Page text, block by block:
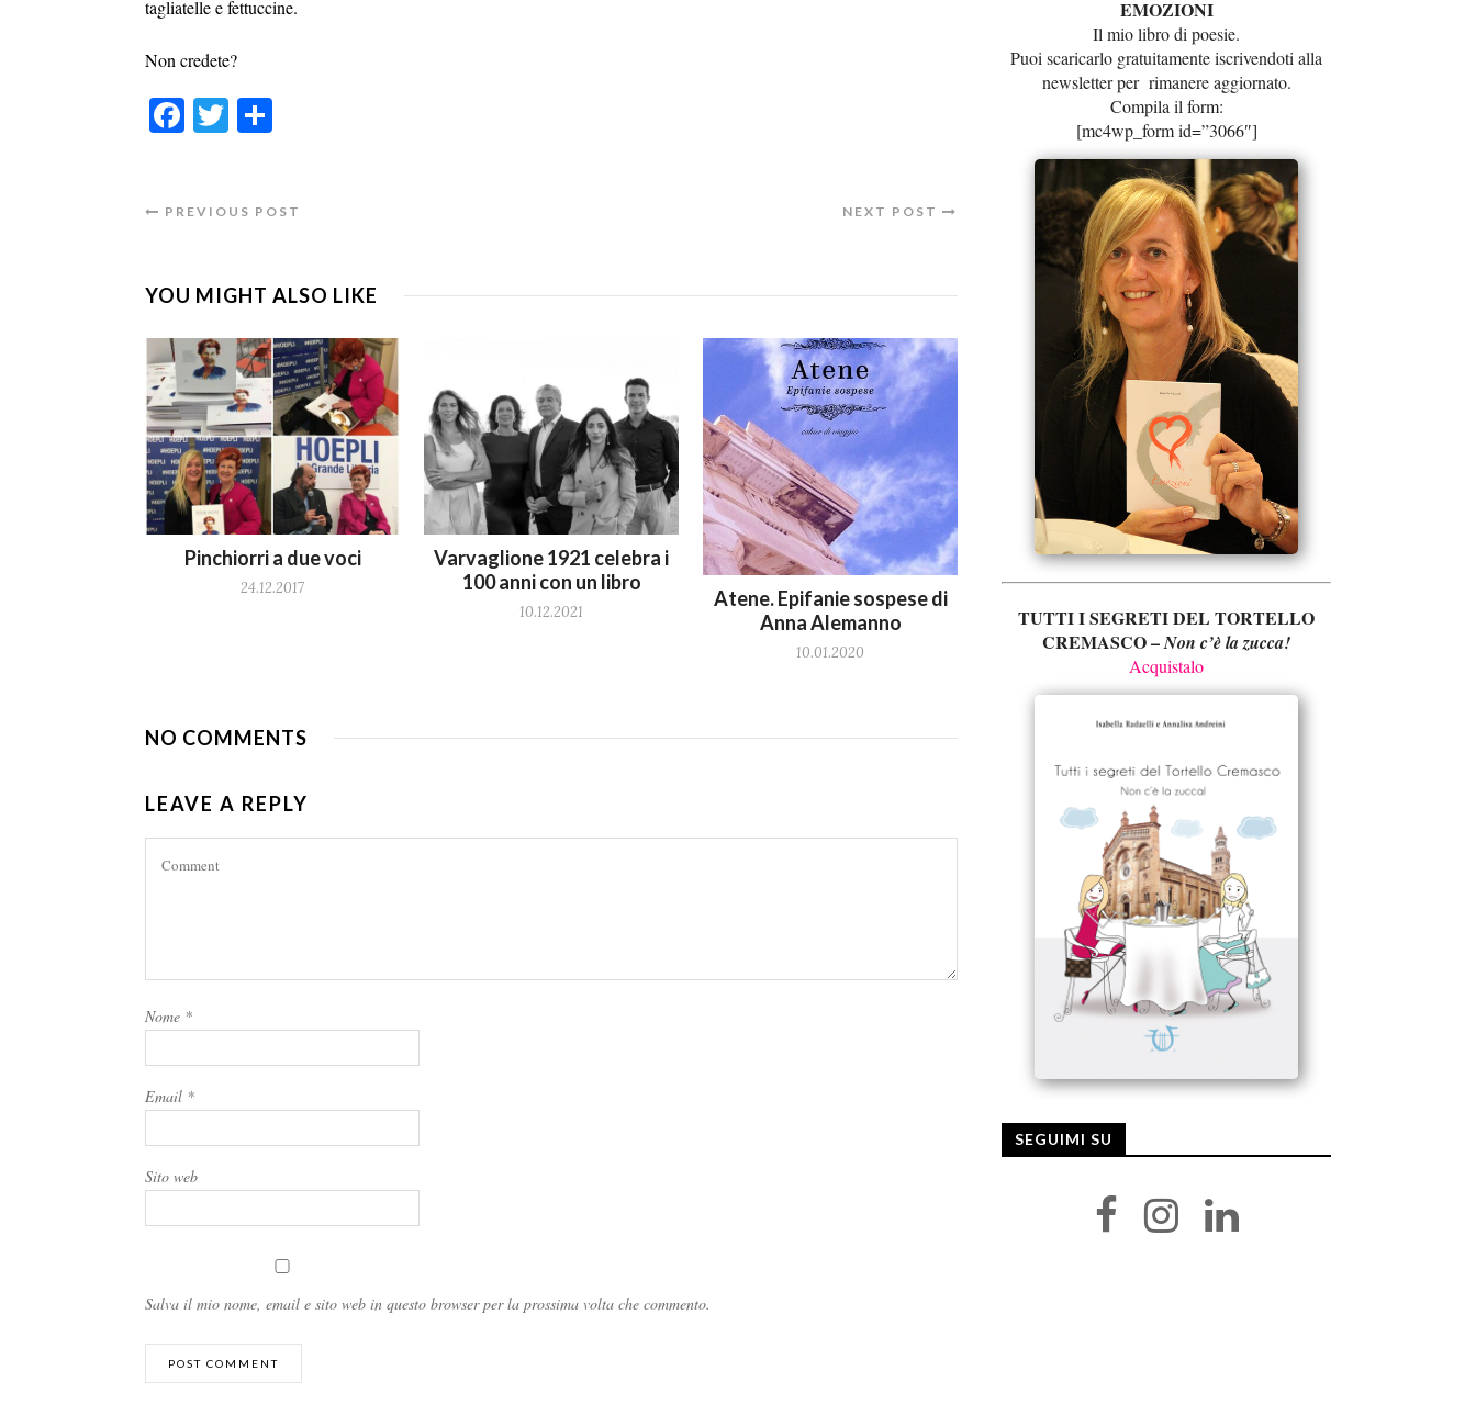
tagliatelle e fettuccine.
Non credete?
Facebook
Twitter
PREVIOUS POST NEXT POST
YOU MIGHT ALSO LIKE
Pinchiorri a due voci
24.12.2017
Varvaglione 1921 celebra i
100 anni con un libro
10.12.2021
Atene. Epifanie sospese di
Anna Alemanno
10.01.2020
NO COMMENTS
LEAVE A REPLY
Nome *
Email *
Sito web
Salva il mio nome, email e sito web in questo browser per la prossima volta che commento.
EMOZIONI
Il mio libro di poesie.
Puoi scaricarlo gratuitamente iscrivendoti alla
newsletter per rimanere aggiornato.
Compila il form:
[mc4wp_form id=”3066″]
TUTTI I SEGRETI DEL TORTELLO
CREMASCO –Non c’è la zucca!
Acquistalo
SEGUIMI SU